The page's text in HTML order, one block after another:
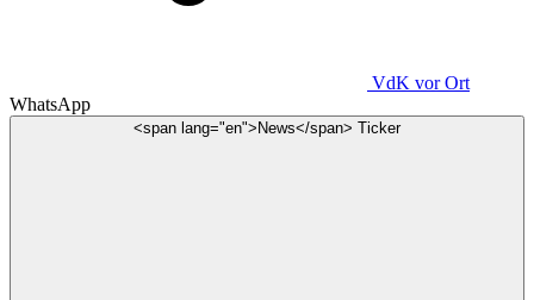
VdK vor Ort
WhatsApp
<span lang="en">News</span> Ticker